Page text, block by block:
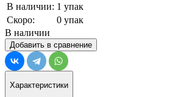
В наличии: 1 упак
Скоро:
0 упак
В наличии
Добавить в сравнение
Характеристики